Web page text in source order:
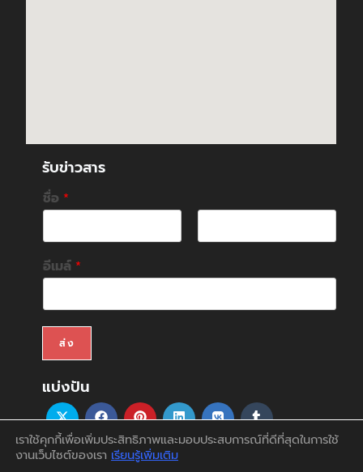
รับข่าวสาร
ชื่อ *
F
i
r
L
อีเมล์ *
ส่ง
แบ่งปัน
เราใช้คุกกี้เพื่อเพิ่มประสิทธิภาพและมอบประสบการณ์ที่ดีที่สุดในการใช้
งานเว็บไซต์ของเรา เรียนรู้เพิ่มเติม